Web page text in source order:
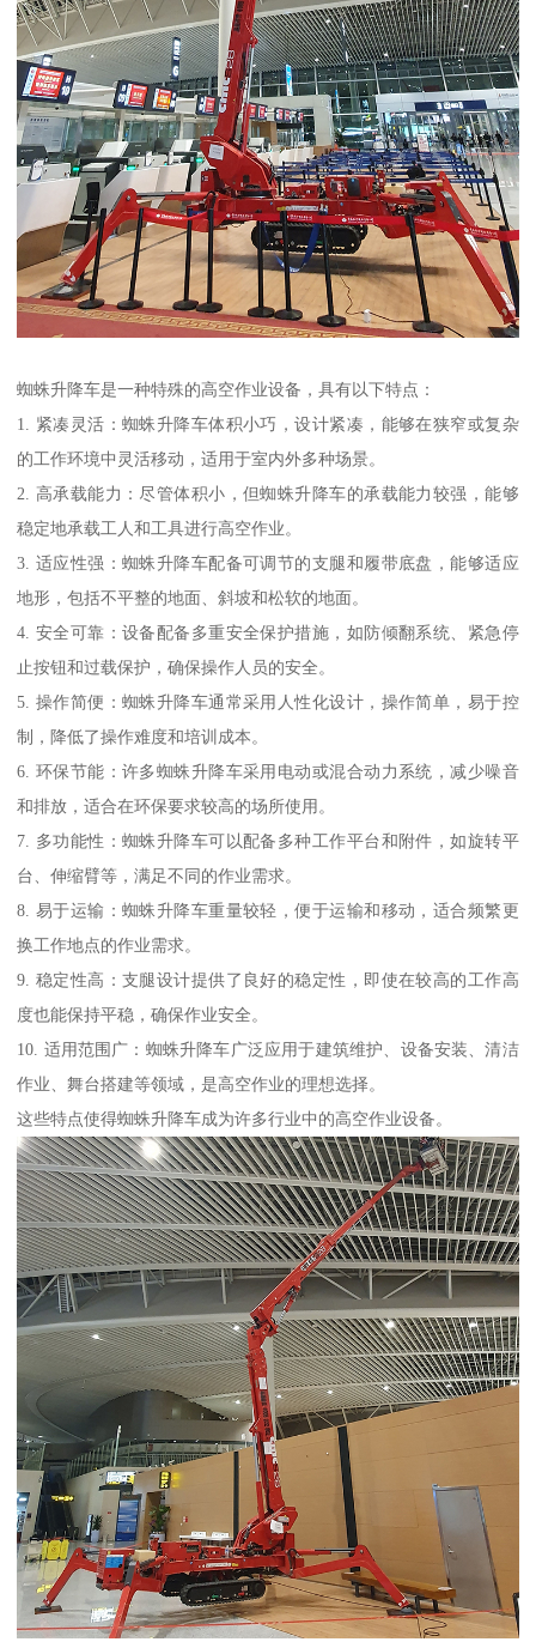
蜘蛛升降车是一种特殊的高空作业设备，具有以下特点：
1. 紧凑灵活：蜘蛛升降车体积小巧，设计紧凑，能够在狭窄或复杂
的工作环境中灵活移动，适用于室内外多种场景。
2. 高承载能力：尽管体积小，但蜘蛛升降车的承载能力较强，能够
稳定地承载工人和工具进行高空作业。
3. 适应性强：蜘蛛升降车配备可调节的支腿和履带底盘，能够适应
地形，包括不平整的地面、斜坡和松软的地面。
4. 安全可靠：设备配备多重安全保护措施，如防倾翻系统、紧急停
止按钮和过载保护，确保操作人员的安全。
5. 操作简便：蜘蛛升降车通常采用人性化设计，操作简单，易于控
制，降低了操作难度和培训成本。
6. 环保节能：许多蜘蛛升降车采用电动或混合动力系统，减少噪音
和排放，适合在环保要求较高的场所使用。
7. 多功能性：蜘蛛升降车可以配备多种工作平台和附件，如旋转平
台、伸缩臂等，满足不同的作业需求。
8. 易于运输：蜘蛛升降车重量较轻，便于运输和移动，适合频繁更
换工作地点的作业需求。
9. 稳定性高：支腿设计提供了良好的稳定性，即使在较高的工作高
度也能保持平稳，确保作业安全。
10. 适用范围广：蜘蛛升降车广泛应用于建筑维护、设备安装、清洁
作业、舞台搭建等领域，是高空作业的理想选择。
这些特点使得蜘蛛升降车成为许多行业中的高空作业设备。